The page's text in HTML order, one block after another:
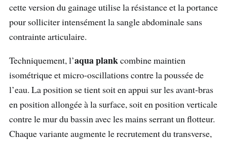
cette version du gainage utilise la résistance et la portance
pour solliciter intensément la sangle abdominale sans
contrainte articulaire.
Techniquement, l’aqua plankcombine maintien
isométrique et micro-oscillations contre la poussée de
l’eau. La position se tient soit en appui sur les avant-bras
en position allongée à la surface, soit en position verticale
contre le mur du bassin avec les mains serrant un flotteur.
Chaque variante augmente le recrutement du transverse,